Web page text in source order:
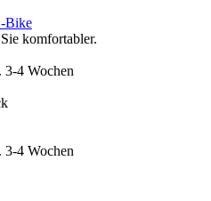
Bike
komfortabler.
3-4 Wochen
3-4 Wochen